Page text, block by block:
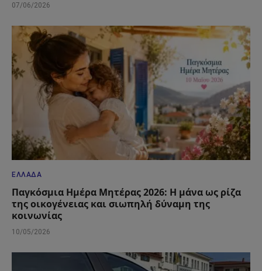
07/06/2026
ΕΛΛΆΔΑ
Παγκόσμια Ημέρα Μητέρας 2026: Η μάνα ως ρίζα
της οικογένειας και σιωπηλή δύναμη της
κοινωνίας
10/05/2026